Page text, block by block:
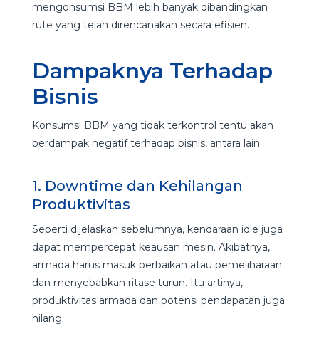
mengonsumsi BBM lebih banyak dibandingkan
rute yang telah direncanakan secara efisien.
Dampaknya Terhadap
Bisnis
Konsumsi BBM yang tidak terkontrol tentu akan
berdampak negatif terhadap bisnis, antara lain:
1. Downtime dan Kehilangan
Produktivitas
Seperti dijelaskan sebelumnya, kendaraan idle juga
dapat mempercepat keausan mesin. Akibatnya,
armada harus masuk perbaikan atau pemeliharaan
dan menyebabkan ritase turun. Itu artinya,
produktivitas armada dan potensi pendapatan juga
hilang.